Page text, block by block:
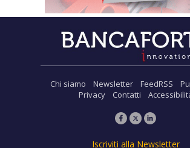
Chi siamo Newsletter FeedRSS
Privacy
Contatti
Iscriviti alla Newsletter